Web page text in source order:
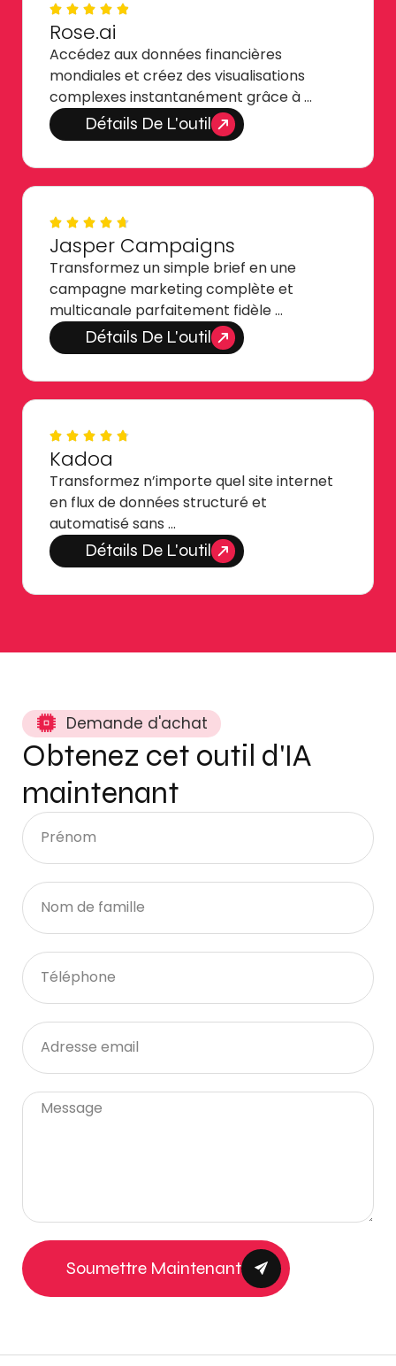
Rose.ai
Accédez aux données financières
mondiales et créez des visualisations
complexes instantanément grâce à …
Détails De L'outil
Jasper Campaigns
Transformez un simple brief en une
campagne marketing complète et
multicanale parfaitement fidèle …
Détails De L'outil
Kadoa
Transformez n’importe quel site internet
en flux de données structuré et
automatisé sans …
Détails De L'outil
Demande d'achat
Obtenez cet outil d'IA
maintenant
Soumettre Maintenant